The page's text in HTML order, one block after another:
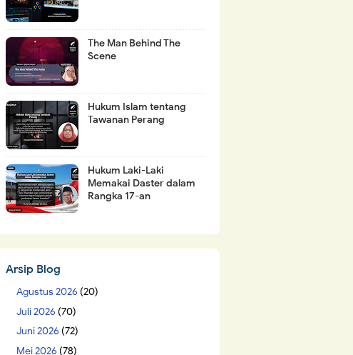
The Man Behind The
Scene
Hukum Islam tentang
Tawanan Perang
Hukum Laki-Laki
Memakai Daster dalam
Rangka 17-an
Arsip Blog
Agustus 2026 (20)
Juli 2026 (70)
Juni 2026 (72)
Mei 2026 (78)